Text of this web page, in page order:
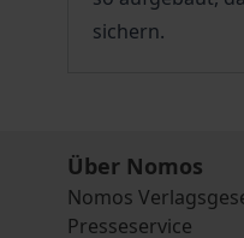
sichern.
Über Nomos
Nomos
Presseservice